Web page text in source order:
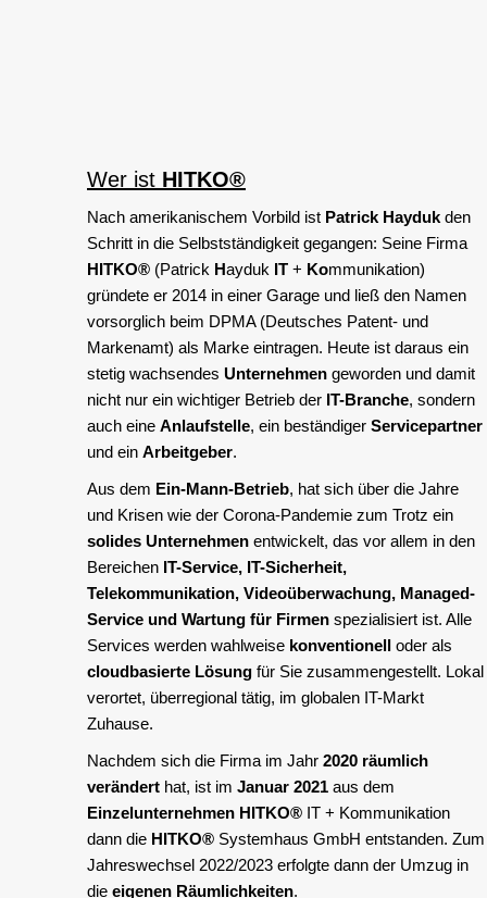
Wer ist HITKO®
Nach amerikanischem Vorbild ist Patrick Hayduk den
Schritt in die Selbstständigkeit gegangen: Seine Firma
HITKO® (Patrick Hayduk IT + Kommunikation)
gründete er 2014 in einer Garage und ließ den Namen
vorsorglich beim DPMA (Deutsches Patent- und
Markenamt) als Marke eintragen. Heute ist daraus ein
stetig wachsendes Unternehmen geworden und damit
nicht nur ein wichtiger Betrieb der IT-Branche, sondern
auch eine Anlaufstelle, ein beständiger Servicepartner
und ein Arbeitgeber.
Aus dem Ein-Mann-Betrieb, hat sich über die Jahre
und Krisen wie der Corona-Pandemie zum Trotz ein
solides Unternehmen entwickelt, das vor allem in den
Bereichen IT-Service, IT-Sicherheit,
Telekommunikation, Videoüberwachung, Managed-
Service und Wartung für Firmen spezialisiert ist. Alle
Services werden wahlweise konventionell oder als
cloudbasierte Lösung für Sie zusammengestellt. Lokal
verortet, überregional tätig, im globalen IT-Markt
Zuhause.
Nachdem sich die Firma im Jahr 2020 räumlich
verändert hat, ist im Januar 2021 aus dem
Einzelunternehmen HITKO® IT + Kommunikation
dann die HITKO® Systemhaus GmbH entstanden. Zum
Jahreswechsel 2022/2023 erfolgte dann der Umzug in
die eigenen Räumlichkeiten.